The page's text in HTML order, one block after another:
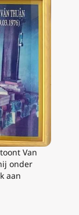
Van
onder
aan